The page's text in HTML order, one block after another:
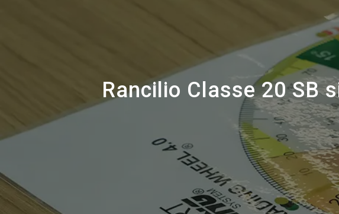
Rancilio Classe 20 SB
Chi